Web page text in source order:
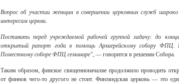
Вопрос об участии женщин в совершении церковных служб
интересам церкви.
Поставить перед учреждаемой рабочей группой задачу: до
открытый рапорт года в помощь Архиерейскому собору ФПЦ.
Поместному соборе ФПЦ семинаре", — говорится в решении Собора.
Таким образом, финское священноначалие продолжило проводить
от финнов чего-то другого не стоит. Финляндская церковь — это